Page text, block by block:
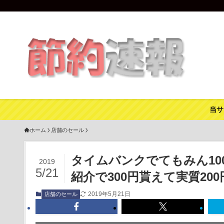
当
ホーム 店舗のセール
タイムバンクでてもみん
紹介で300円貰えて実質200
2019
5/21
店舗のセール 2019年5月21日